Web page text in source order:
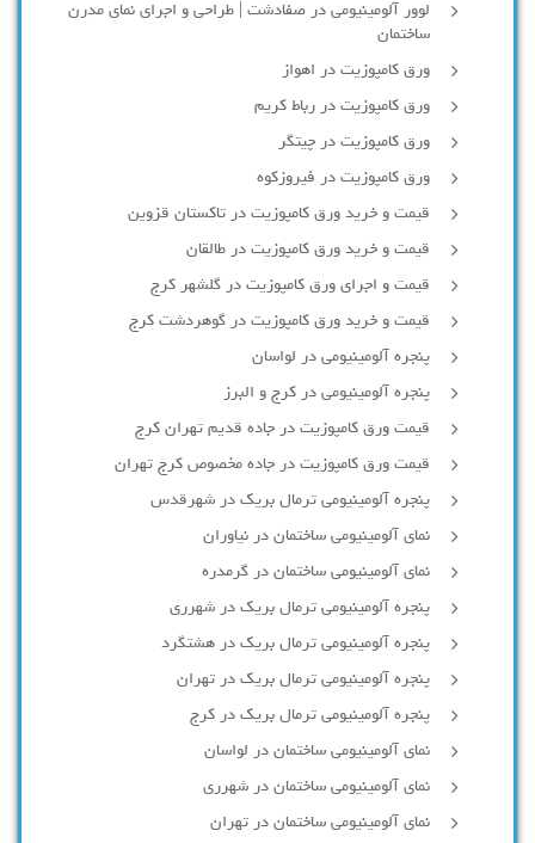
لوور آلومینیومی در صفادشت | طراحی و اجرای نمای مدرن
ساختمان
ورق کامپوزیت در اهواز
ورق کامپوزیت در رباط کریم
ورق کامپوزیت در چیتگر
ورق کامپوزیت در فیروزکوه
قیمت و خرید ورق کامپوزیت در تاکستان قزوین
قیمت و خرید ورق کامپوزیت در طالقان
قیمت و اجرای ورق کامپوزیت در گلشهر کرج
قیمت و خرید ورق کامپوزیت در گوهردشت کرج
پنجره آلومینیومی در لواسان
پنجره آلومینیومی در کرج و البرز
قیمت ورق کامپوزیت در جاده قدیم تهران کرج
قیمت ورق کامپوزیت در جاده مخصوص کرج تهران
پنجره آلومینیومی ترمال بریک در شهرقدس
نمای آلومینیومی ساختمان در نیاوران
نمای آلومینیومی ساختمان در گرمدره
پنجره آلومینیومی ترمال بریک در شهرری
پنجره آلومینیومی ترمال بریک در هشتگرد
پنجره آلومینیومی ترمال بریک در تهران
پنجره آلومینیومی ترمال بریک در کرج
نمای آلومینیومی ساختمان در لواسان
نمای آلومینیومی ساختمان در شهرری
نمای آلومینیومی ساختمان در تهران